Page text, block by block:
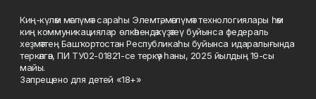
Киң-күләм мәғлүмәт сараһы Элемтә, мәғлүмәт технологиялары һәм
киң коммуникациялар өлкәһендә күҙәтеү буйынса федераль
хеҙмәттең Башҡортостан Республикаһы буйынса идаралығында
теркәлгән, ПИ ТУ02-01821-се теркәү һаны, 2025 йылдың 19-сы
майы.
Запрещено для детей «18+»